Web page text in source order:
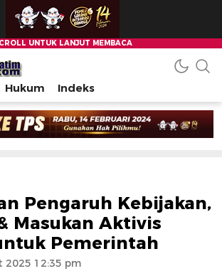
Hukum Indeks
Pengaruh Kebijakan,
Masukan Aktivis
Pemerintah
2025 12:35 pm